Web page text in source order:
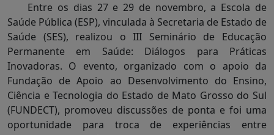
Entre os dias 27 e 29 de novembro, a Escola de
Saúde Pública (ESP), vinculada à Secretaria de Estado de
Saúde (SES), realizou o III Seminário de Educação
Permanente em Saúde: Diálogos para Práticas
Inovadoras. O evento, organizado com o apoio da
Fundação de Apoio ao Desenvolvimento do Ensino,
Ciência e Tecnologia do Estado de Mato Grosso do Sul
(FUNDECT), promoveu discussões de ponta e foi uma
oportunidade para troca de experiências entre